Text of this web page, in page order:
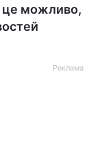
це можливо,
Реклама